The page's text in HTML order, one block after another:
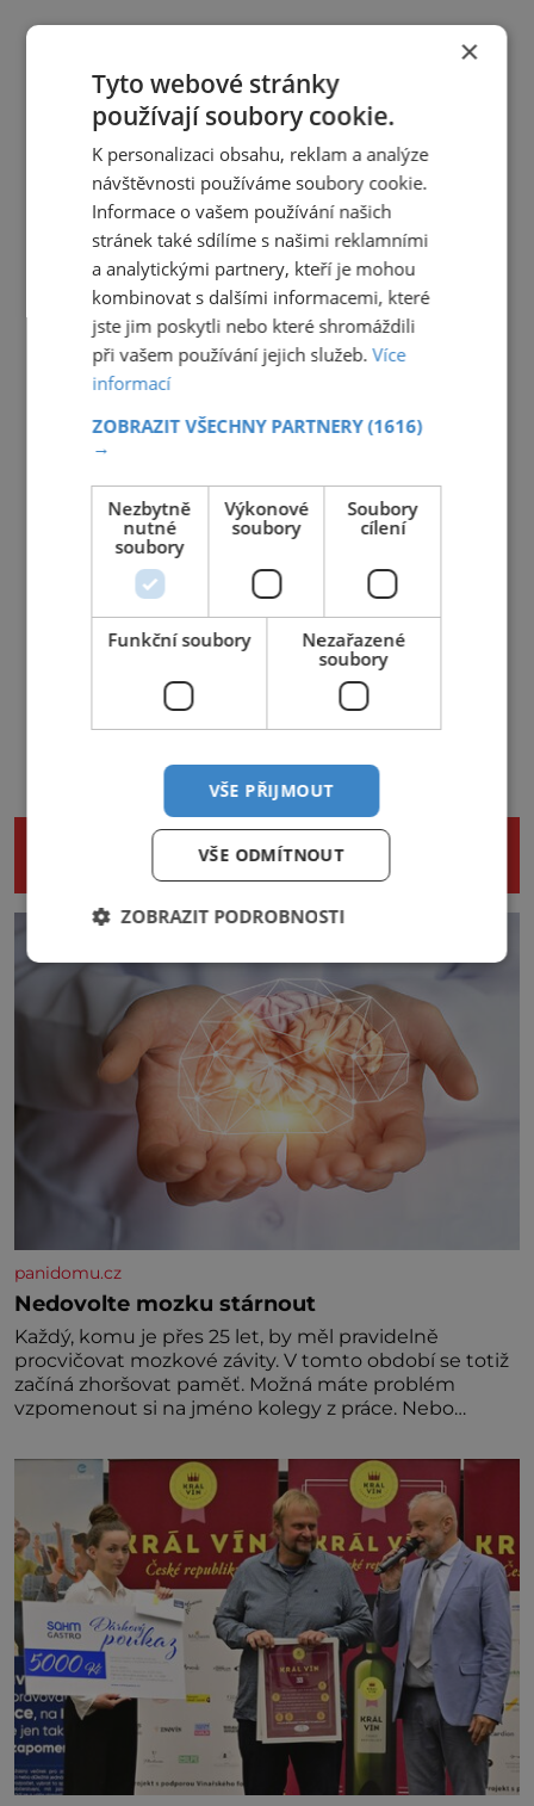
NENECHTE SI UJÍT DALŠÍ ZAJÍMAVÉ
ČLÁNKY
panidomu.cz
Nedovolte mozku stárnout
Každý, komu je přes 25 let, by měl pravidelně
procvičovat mozkové závity. V tomto období se totiž
začíná zhoršovat paměť. Možná máte problém
vzpomenout si na jméno kolegy z práce. Nebo
nedávno přečetli. Je to opravdu tak, s věkem jako
kdyby se paměť rozhodla stávkovat. Cvičte
×
Tyto webové stránky
používají soubory cookie.
K personalizaci obsahu, reklam a analýze
návštěvnosti používáme soubory cookie.
Informace o vašem používání našich
stránek také sdílíme s našimi reklamními
a analytickými partnery, kteří je mohou
kombinovat s dalšími informacemi, které
jste jim poskytli nebo které shromáždili
při vašem používání jejich služeb.Více
informací
ZOBRAZIT VŠECHNY PARTNERY(1616)
→
Nezbytně
nutné
soubory
Výkonové
soubory
Soubory
cílení
Funkční soubory
Nezařazené
soubory
VŠE PŘIJMOUT
VŠE ODMÍTNOUT
ZOBRAZIT PODROBNOSTI